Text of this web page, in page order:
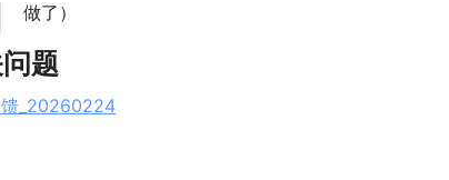
做了）
题
_20260224